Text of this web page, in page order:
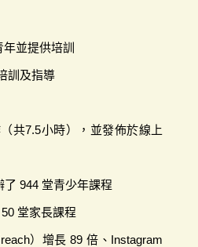
並提供培訓
訓及指導
共7.5小時），並發佈於線上
944 堂青少年課程
堂家長課程
）增長 89 倍、Instagram